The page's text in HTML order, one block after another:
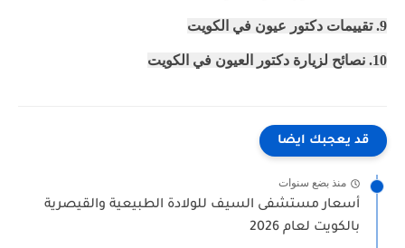
9. تقييمات دكتور عيون في الكويت
10. نصائح لزيارة دكتور العيون في الكويت
قد يعجبك ايضا
منذ بضع سنوات
أسعار مستشفى السيف للولادة الطبيعية والقيصرية
بالكويت لعام 2026